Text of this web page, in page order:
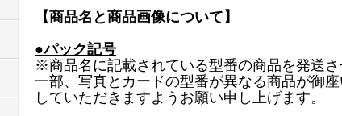
【商品名と商品画像について】
●パック記号
※商品名に記載されている型番の商品を発送さ
一部、写真とカードの型番が異なる商品が御
していただきますようお願い申し上げます。